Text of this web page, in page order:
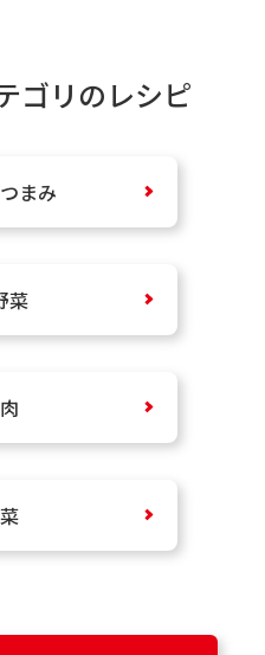
ゴリのレシピ
まみ
菜